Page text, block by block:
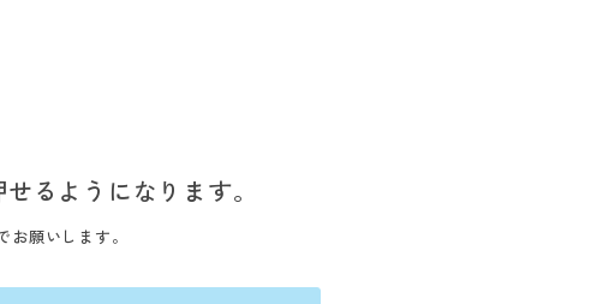
るようになります。
お願いします。